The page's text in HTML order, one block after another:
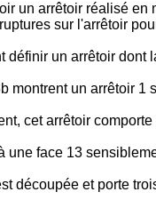
un arrêtoir réalisé
sur l'arrêtoir
définir un arrêtoir dont
montrent un arrêtoir
cet arrêtoir
une face 13
découpée et porte